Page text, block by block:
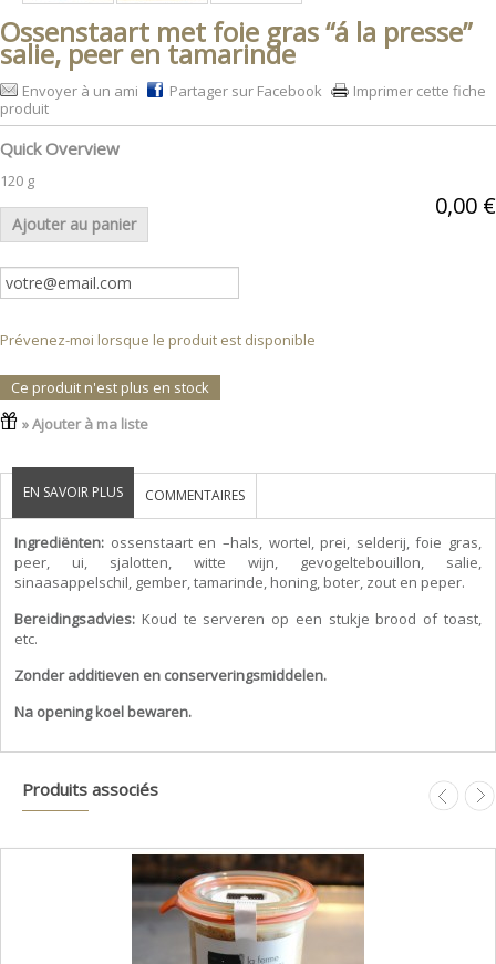
Ossenstaart met foie gras “á la presse”
salie, peer en tamarinde
Envoyer à un ami Partager sur Facebook
Imprimer cette fiche
produit
Quick Overview
120 g
0,00 €
Ajouter au panier
Prévenez-moi lorsque le produit est disponible
Ce produit n'est plus en stock
» Ajouter à ma liste
EN SAVOIR PLUS COMMENTAIRES
Ingrediënten: ossenstaart en –hals, wortel, prei, selderij, foie gras,
peer, ui, sjalotten, witte wijn, gevogeltebouillon, salie,
sinaasappelschil, gember, tamarinde, honing, boter, zout en peper.
Bereidingsadvies: Koud te serveren op een stukje brood of toast,
etc.
Zonder additieven en conserveringsmiddelen.
Na opening koel bewaren.
Produits associés